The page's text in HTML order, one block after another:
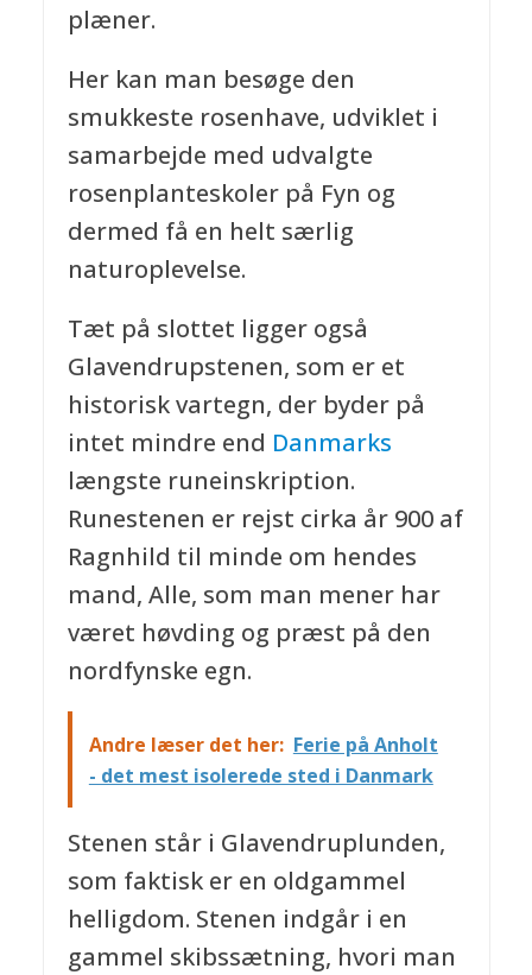
plæner.
Her kan man besøge den
smukkeste rosenhave, udviklet i
samarbejde med udvalgte
rosenplanteskoler på Fyn og
dermed få en helt særlig
naturoplevelse.
Tæt på slottet ligger også
Glavendrupstenen, som er et
historisk vartegn, der byder på
intet mindre end Danmarks
længste runeinskription.
Runestenen er rejst cirka år 900 af
Ragnhild til minde om hendes
mand, Alle, som man mener har
været høvding og præst på den
nordfynske egn.
Andre læser det her: Ferie på Anholt
- det mest isolerede sted i Danmark
Stenen står i Glavendruplunden,
som faktisk er en oldgammel
helligdom. Stenen indgår i en
gammel skibssætning, hvori man